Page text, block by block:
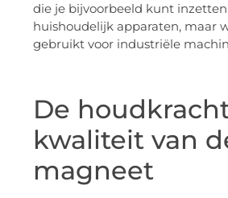
die je bijvoorbeeld kunt
huishoudelijk apparaten, maar
gebruikt voor industriële
De
kwaliteit van
magneet